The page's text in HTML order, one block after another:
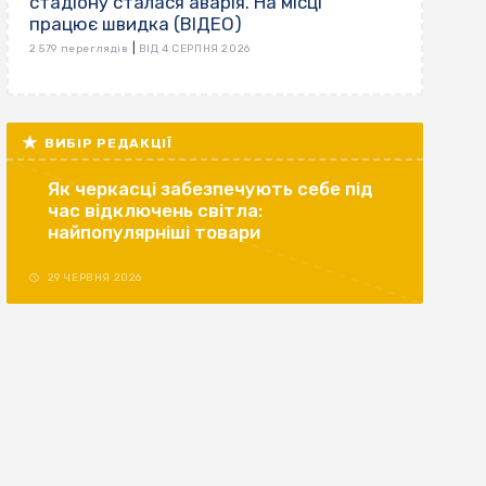
працює швидка (ВІДЕО)
2 579 переглядів ВІД 4 СЕРПНЯ 2026
ВИБІР РЕДАКЦІЇ
Як черкасці забезпечують себе під
час відключень світла:
найпопулярніші товари
29 ЧЕРВНЯ 2026